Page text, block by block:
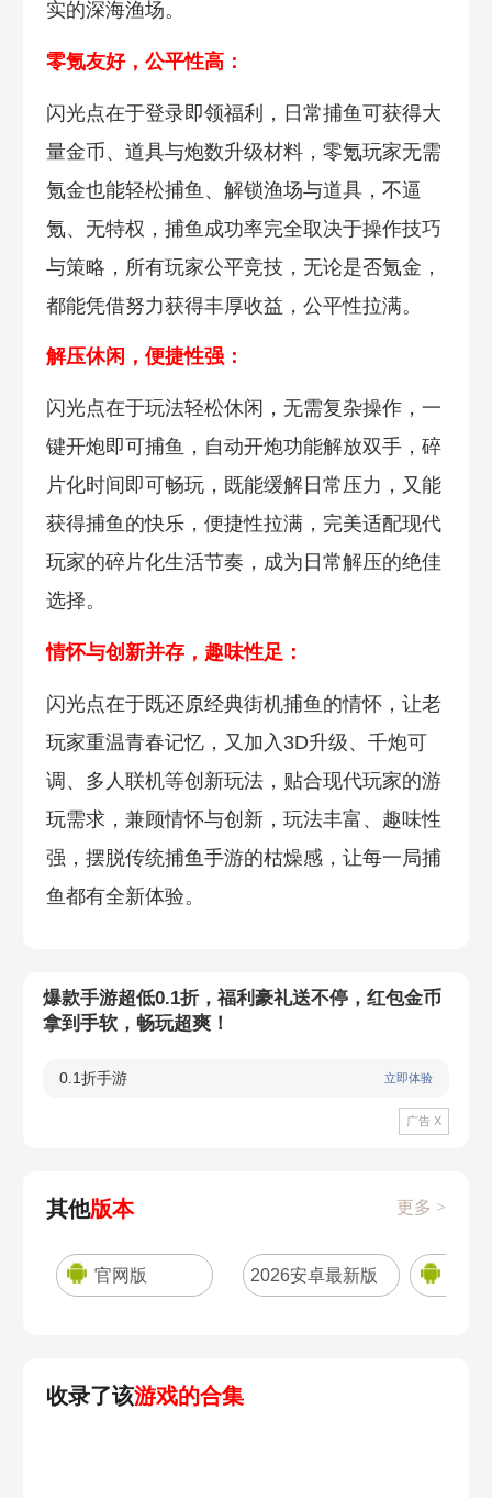
实的深海渔场。
零氪友好，公平性高：
闪光点在于登录即领福利，日常捕鱼可获得大
量金币、道具与炮数升级材料，零氪玩家无需
氪金也能轻松捕鱼、解锁渔场与道具，不逼
氪、无特权，捕鱼成功率完全取决于操作技巧
与策略，所有玩家公平竞技，无论是否氪金，
都能凭借努力获得丰厚收益，公平性拉满。
解压休闲，便捷性强：
闪光点在于玩法轻松休闲，无需复杂操作，一
键开炮即可捕鱼，自动开炮功能解放双手，碎
片化时间即可畅玩，既能缓解日常压力，又能
获得捕鱼的快乐，便捷性拉满，完美适配现代
玩家的碎片化生活节奏，成为日常解压的绝佳
选择。
情怀与创新并存，趣味性足：
闪光点在于既还原经典街机捕鱼的情怀，让老
玩家重温青春记忆，又加入3D升级、千炮可
调、多人联机等创新玩法，贴合现代玩家的游
玩需求，兼顾情怀与创新，玩法丰富、趣味性
强，摆脱传统捕鱼手游的枯燥感，让每一局捕
鱼都有全新体验。
爆款手游超低0.1折，福利豪礼送不停，红包金币
拿到手软，畅玩超爽！
0.1折手游 立即体验
广告 X
其他版本 更多 >
官网版 2026安卓最新版
收录了该游戏的合集